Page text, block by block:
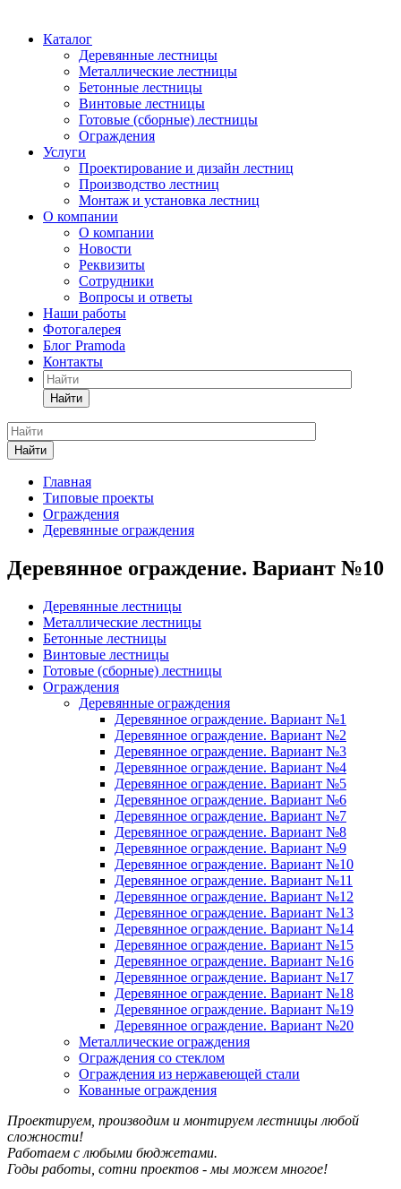
Каталог
Деревянные лестницы
Металлические лестницы
Бетонные лестницы
Винтовые лестницы
Готовые (сборные) лестницы
Ограждения
Услуги
Проектирование и дизайн лестниц
Производство лестниц
Монтаж и установка лестниц
О компании
О компании
Новости
Реквизиты
Сотрудники
Вопросы и ответы
Наши работы
Фотогалерея
Блог Pramoda
Контакты
Найти
Найти
Главная
Типовые проекты
Ограждения
Деревянные ограждения
Деревянное ограждение. Вариант №10
Деревянные лестницы
Металлические лестницы
Бетонные лестницы
Винтовые лестницы
Готовые (сборные) лестницы
Ограждения
Деревянные ограждения
Деревянное ограждение. Вариант №1
Деревянное ограждение. Вариант №2
Деревянное ограждение. Вариант №3
Деревянное ограждение. Вариант №4
Деревянное ограждение. Вариант №5
Деревянное ограждение. Вариант №6
Деревянное ограждение. Вариант №7
Деревянное ограждение. Вариант №8
Деревянное ограждение. Вариант №9
Деревянное ограждение. Вариант №10
Деревянное ограждение. Вариант №11
Деревянное ограждение. Вариант №12
Деревянное ограждение. Вариант №13
Деревянное ограждение. Вариант №14
Деревянное ограждение. Вариант №15
Деревянное ограждение. Вариант №16
Деревянное ограждение. Вариант №17
Деревянное ограждение. Вариант №18
Деревянное ограждение. Вариант №19
Деревянное ограждение. Вариант №20
Металлические ограждения
Ограждения со стеклом
Ограждения из нержавеющей стали
Кованные ограждения
Проектируем, производим и монтируем лестницы любой
сложности!
Работаем с любыми бюджетами.
Годы работы, сотни проектов - мы можем многое!